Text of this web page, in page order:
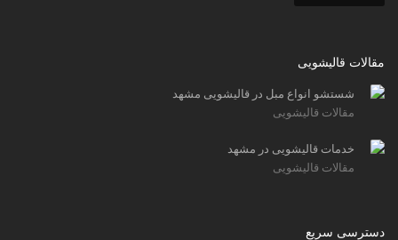
مقالات قالیشویی
شستشو انواع مبل در قالیشویی مشهد
مقالات قالیشویی
خدمات قالیشویی در مشهد
مقالات قالیشویی
دسترسی سریع